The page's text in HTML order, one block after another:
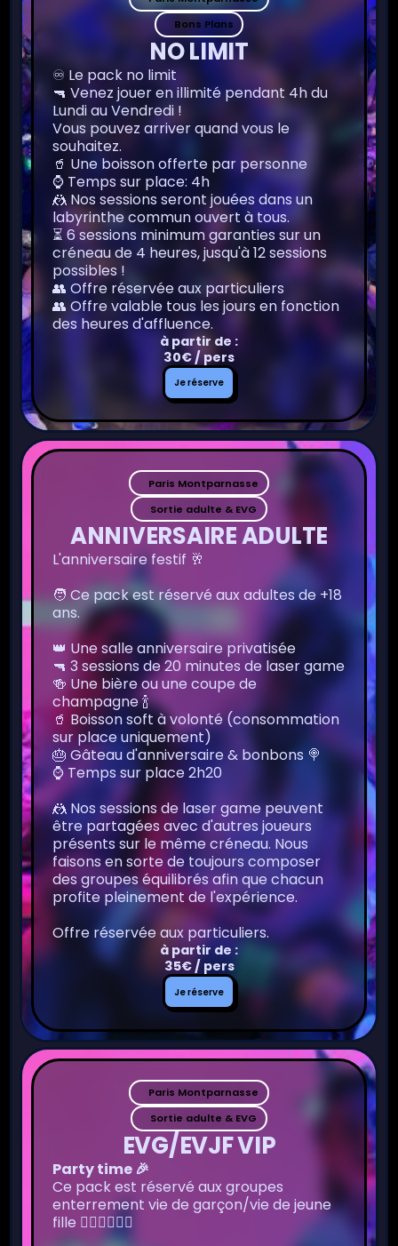
Bons Plans
NO LIMIT
♾️ Le pack no limit
🔫 Venez jouer en illimité pendant 4h du
Lundi au Vendredi !
Vous pouvez arriver quand vous le
souhaitez.
🥤 Une boisson offerte par personne
⌚️ Temps sur place: 4h
🤼 Nos sessions seront jouées dans un
labyrinthe commun ouvert à tous.
⏳ 6 sessions minimum garanties sur un
créneau de 4 heures, jusqu'à 12 sessions
possibles !
👥 Offre réservée aux particuliers
👥 Offre valable tous les jours en fonction
des heures d'affluence.
à partir de :
30€ / pers
Je
réserve
Je réserve
Paris Montparnasse
Sortie adulte & EVG
ANNIVERSAIRE ADULTE
L'anniversaire festif 🥂
🧑 Ce pack est réservé aux adultes de +18
ans.
👑 Une salle anniversaire privatisée
🔫 3 sessions de 20 minutes de laser game
🍻 Une bière ou une coupe de
champagne 🍾
🥤 Boisson soft à volonté (consommation
sur place uniquement)
🎂 Gâteau d'anniversaire & bonbons 🍭
⌚️ Temps sur place 2h20
🤼 Nos sessions de laser game peuvent
être partagées avec d'autres joueurs
présents sur le même créneau. Nous
faisons en sorte de toujours composer
des groupes équilibrés afin que chacun
profite pleinement de l'expérience.
Offre réservée aux particuliers.
à partir de :
35€ / pers
Je
réserve
Je réserve
Paris Montparnasse
Sortie adulte & EVG
EVG/EVJF VIP
Party time 🎉
Ce pack est réservé aux groupes
enterrement vie de garçon/vie de jeune
fille 👰🏻‍♀️🤵🏻‍♂️